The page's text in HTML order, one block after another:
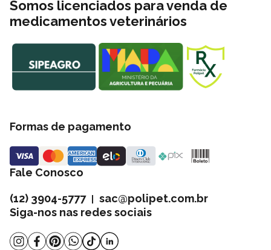
Somos licenciados para venda de
medicamentos veterinários
Formas de pagamento
Fale Conosco
(12) 3904-5777| sac@polipet.com.br
Siga-nos nas redes sociais